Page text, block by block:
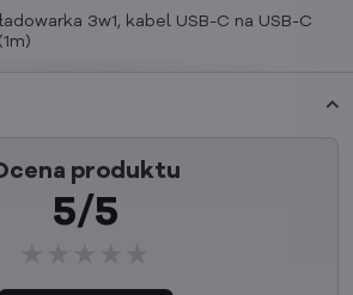
ładowarka 3w1, kabel USB-C na USB-C
(1m)
produktu
5/5